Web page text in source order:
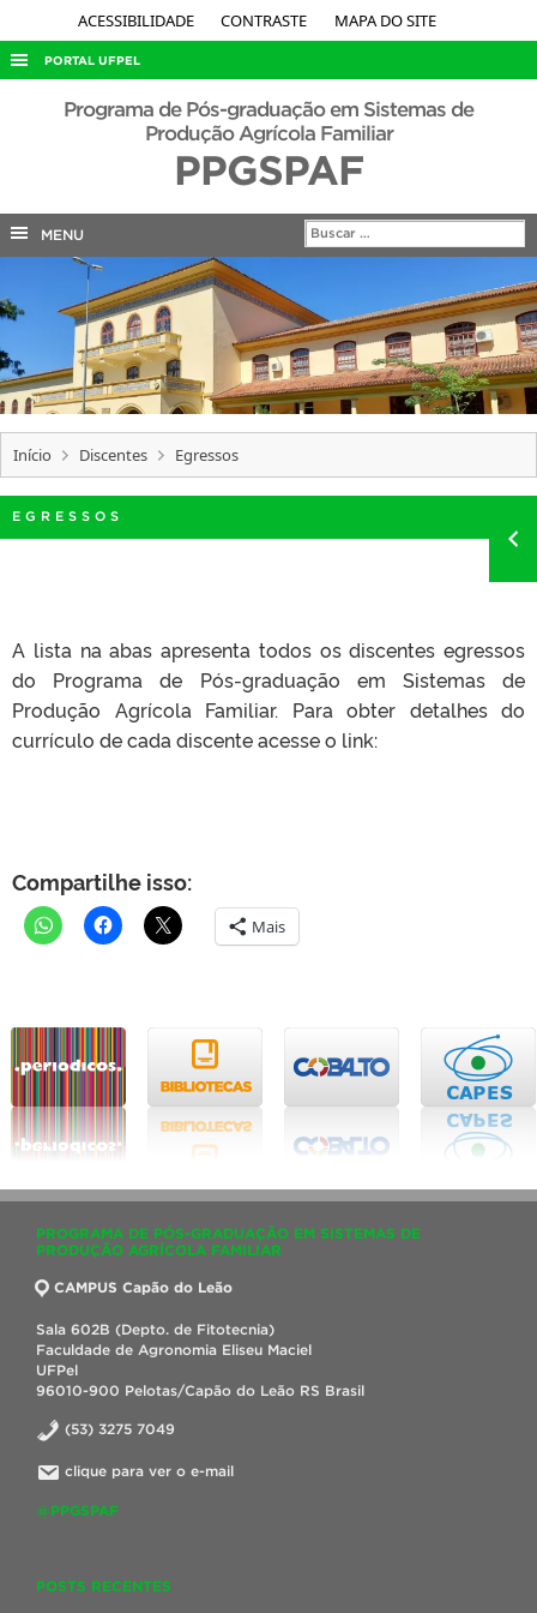
ACESSIBILIDADE CONTRASTE MAPA DO SITE
PORTAL UFPEL
ACESSO À INFORMAÇÃO
EDITAIS
INTERNACIONAL
OUVIDORIA
PORTARIAS
Programa de Pós-graduação em Sistemas de
Produção Agrícola Familiar
PPGSPAF
MENU
Início Discentes Egressos
EGRESSOS
A lista na abas apresenta todos os discentes egressos
do Programa de Pós-graduação em Sistemas de
Produção Agrícola Familiar. Para obter detalhes do
currículo de cada discente acesse o link:
Compartilhe isso:
Mais
PROGRAMA DE PÓS-GRADUAÇÃO EM SISTEMAS DE
PRODUÇÃO AGRÍCOLA FAMILIAR
CAMPUS Capão do Leão
Sala 602B (Depto. de Fitotecnia)
Faculdade de Agronomia Eliseu Maciel
UFPel
96010-900 Pelotas/Capão do Leão RS Brasil
(53) 3275 7049
clique para ver o e-mail
@PPGSPAF
POSTS RECENTES